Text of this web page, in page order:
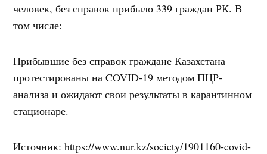
человек, без справок прибыло 339 граждан РК. В
том числе:
Прибывшие без справок граждане Казахстана
протестированы на COVID-19 методом ПЦР-
анализа и ожидают свои результаты в карантинном
стационаре.
Источник: https://www.nur.kz/society/1901160-covid-